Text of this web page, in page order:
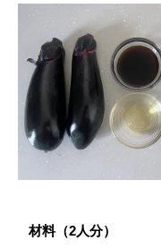
材料（2人分）